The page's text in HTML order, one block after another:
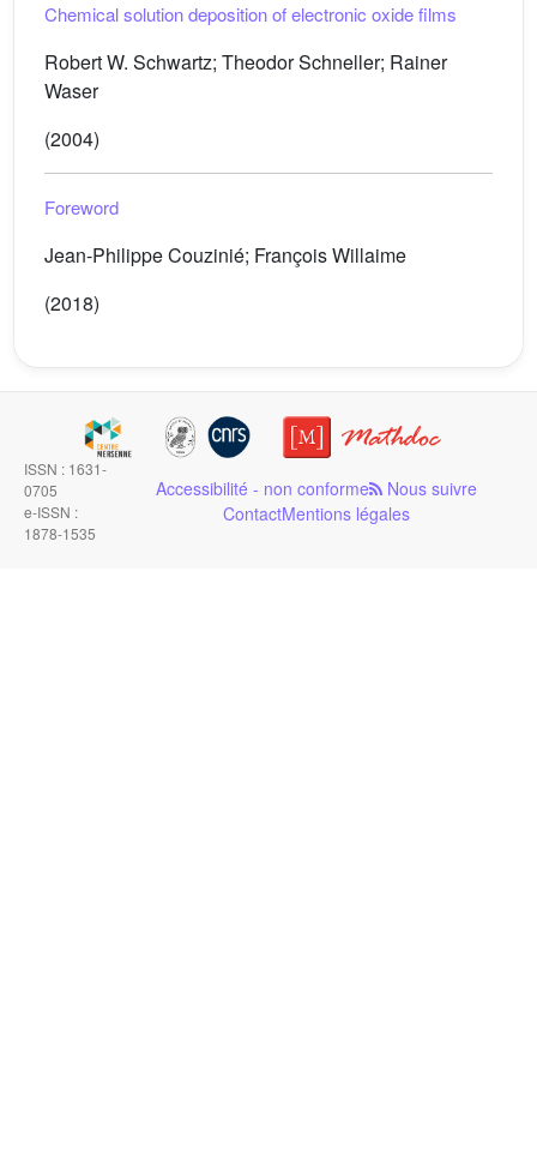
Chemical solution deposition of electronic oxide films
Robert W. Schwartz; Theodor Schneller; Rainer
Waser
(2004)
Foreword
Jean-Philippe Couzinié; François Willaime
(2018)
ISSN : 1631-
0705
e-ISSN :
1878-1535
Accessibilité - non conforme Nous suivre
ContactMentions légales